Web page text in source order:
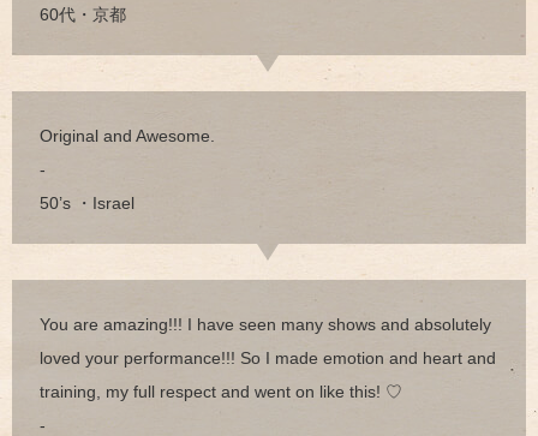
60代・京都
Original and Awesome.
-
50’s ・Israel
You are amazing!!! I have seen many shows and absolutely
loved your performance!!! So I made emotion and heart and
training, my full respect and went on like this! ♡
-